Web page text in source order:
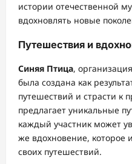
истории отечественной
вдохновлять новые
Путешествия и
Синяя Птица,
была создана как
путешествий и страсти к
предлагает уникальные
каждый участник может
же вдохновение, которое
своих путешествий.